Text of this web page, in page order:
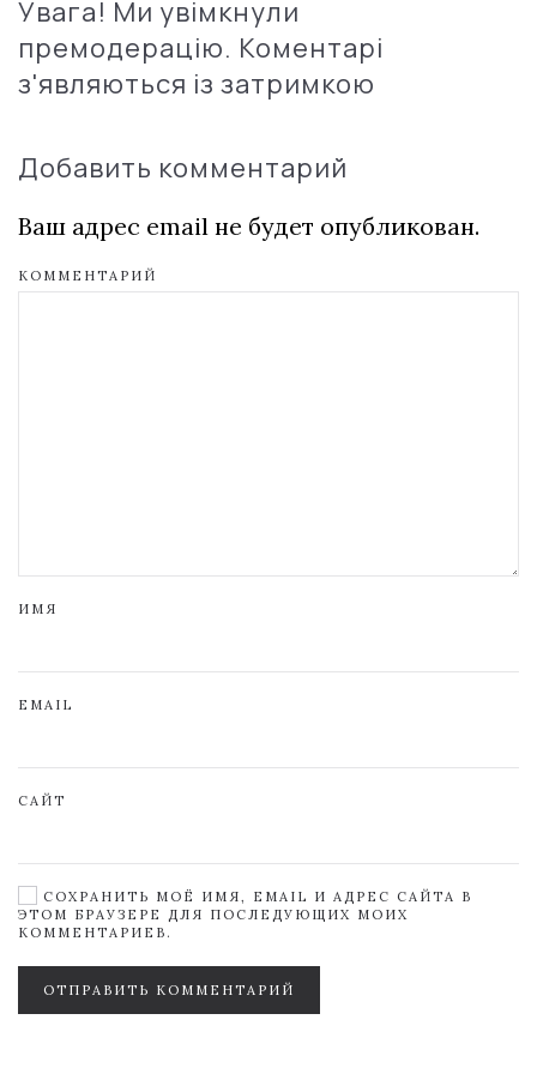
Увага! Ми увімкнули
премодерацію. Коментарі
з'являються із затримкою
Добавить комментарий
Ваш адрес email не будет опубликован.
КОММЕНТАРИЙ
ИМЯ
EMAIL
САЙТ
СОХРАНИТЬ МОЁ ИМЯ, EMAIL И АДРЕС САЙТА В
ЭТОМ БРАУЗЕРЕ ДЛЯ ПОСЛЕДУЮЩИХ МОИХ
КОММЕНТАРИЕВ.
ОТПРАВИТЬ КОММЕНТАРИЙ